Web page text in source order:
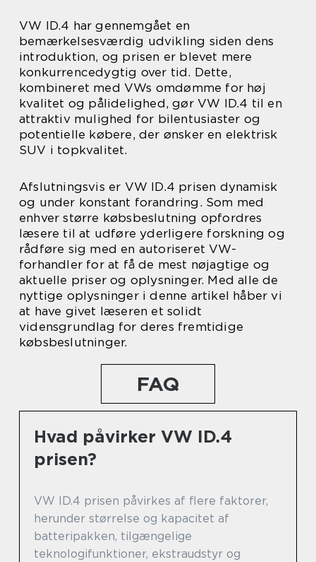
VW ID.4 har gennemgået en
bemærkelsesværdig udvikling siden dens
introduktion, og prisen er blevet mere
konkurrencedygtig over tid. Dette,
kombineret med VWs omdømme for høj
kvalitet og pålidelighed, gør VW ID.4 til en
attraktiv mulighed for bilentusiaster og
potentielle købere, der ønsker en elektrisk
SUV i topkvalitet.
Afslutningsvis er VW ID.4 prisen dynamisk
og under konstant forandring. Som med
enhver større købsbeslutning opfordres
læsere til at udføre yderligere forskning og
rådføre sig med en autoriseret VW-
forhandler for at få de mest nøjagtige og
aktuelle priser og oplysninger. Med alle de
nyttige oplysninger i denne artikel håber vi
at have givet læseren et solidt
vidensgrundlag for deres fremtidige
købsbeslutninger.
FAQ
Hvad påvirker VW ID.4
prisen?
VW ID.4 prisen påvirkes af flere faktorer,
herunder størrelse og kapacitet af
batteripakken, tilgængelige
teknologifunktioner, ekstraudstyr og